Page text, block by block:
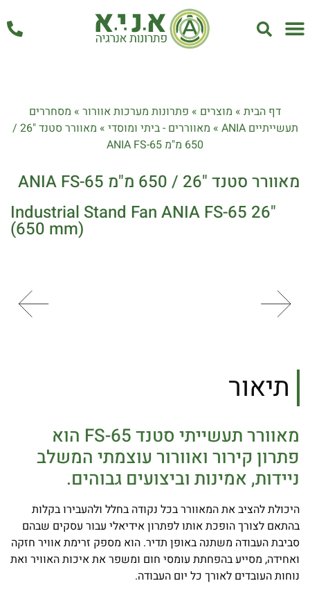
דף הבית » מוצרים » פתרונות מערכות אוורור » מסחררים
תעשייתיים ANIA
» מאווררים - ביתי ומוסדי »
מאוורר סטנד "26 /
650 מ"מ ANIA FS-65
מאוורר סטנד "26 / 650 מ"מ ANIA FS-65
Industrial Stand Fan ANIA FS-65 26"
(650 mm)
תיאור
מאוורר תעשייתי סטנד FS-65 הוא
פתרון קירור ואוורור עוצמתי המשלב
ניידות, אמינות וביצועים גבוהים.
היכולת להציב את המאוורר בכל נקודה בחלל ולהעבירו בקלות
בהתאם לצורך הופכת אותו לפתרון אידיאלי עבור עסקים שבהם
סביבת העבודה משתנה באופן תדיר. הוא מספק זרימת אוויר חזקה
ואחידה, מסייע בהפחתת עומסי חום ומשפר את איכות האוויר ואת
נוחות העובדים לאורך כל יום העבודה.